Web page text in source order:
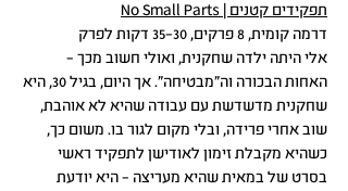
תפקידים קטנים | No Small Parts
דרמה קומית, 8 פרקים, 30–35 דקות לפרק
אלי היתה ילדה שחקנית, ואולי חשוב מכך –
האחות הבכורה וה"מבטיחה". אך היום, בגיל 30, היא
שחקנית מדשדשת עם עבודה שהיא לא אוהבת,
שוב אחרי פרידה, ובלי מקום לגור בו. משום כך,
כשהיא מקבלת זימון לאודישן לתפקיד ראשי
בסרט של במאית שהיא מעריצה – היא יודעת